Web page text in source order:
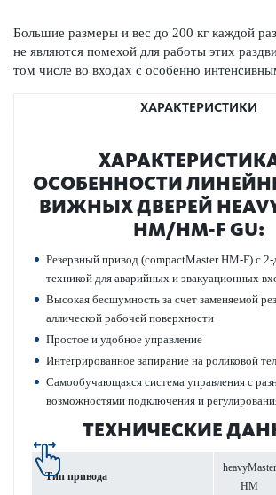
Большие размеры и вес до 200 кг каждой
не являются помехой для работы этих
том числе во входах с особенно
ХАРАКТЕРИСТИКИ
ОСОБЕННОСТИ
ВИЖНЫХ ДВЕРЕЙ
HM/HM-F GU:
Рез­ервный привод (compactMaster HM-F) с 2-
техникой для авар­ийных и эвакуацио­нных
Выс­окая бесшумность за счет заменяемой
аллической рабочей пове­рхности
Про­стое и удобное управ­ление
Интегриро­ванное запирание на роли­к­овой
Самообучающаяся сис­тема управ­ления с
возможно­с­тями под­ключения и
ТЕХНИЧЕСКИЕ
Тип при­вода
heavyMaster
HM